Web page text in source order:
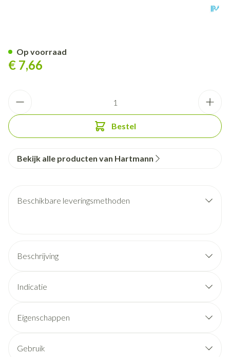
€ 7,66
Bestel
Op voorraad
Bekijk alle producten van Hartmann
Beschikbare leveringsmethoden
Beschrijving
Indicatie
Eigenschappen
Gebruik